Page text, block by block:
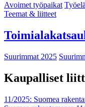
Avoimet työpaikat
Teemat & liitteet
Suurimmat 2025
Kaupalliset
11/2025: Suomea